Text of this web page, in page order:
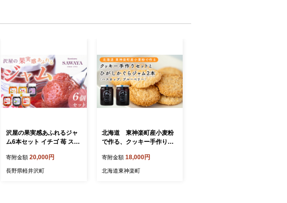
沢屋の果実感あふれるジャ
ム6本セット イチゴ 苺 スト
ず リンゴ
寄附金額 20,000円
長野県軽井沢町
北海道 東神楽町産小麦粉
で作る、クッキー手作りセ
本（ハスカップ、ブルーベ
リー）
寄附金額 18,000円
北海道東神楽町